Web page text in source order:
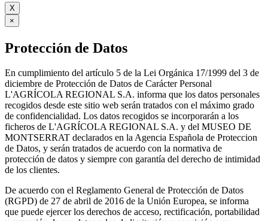
X
×
Protección de Datos
En cumplimiento del artículo 5 de la Lei Orgánica 17/1999 del 3 de
diciembre de Protección de Datos de Carácter Personal
L'AGRÍCOLA REGIONAL S.A. informa que los datos personales
recogidos desde este sitio web serán tratados con el máximo grado
de confidencialidad. Los datos recogidos se incorporarán a los
ficheros de L'AGRÍCOLA REGIONAL S.A. y del MUSEO DE
MONTSERRAT declarados en la Agencia Española de Proteccion
de Datos, y serán tratados de acuerdo con la normativa de
protección de datos y siempre con garantía del derecho de intimidad
de los clientes.
De acuerdo con el Reglamento General de Protección de Datos
(RGPD) de 27 de abril de 2016 de la Unión Europea, se informa
que puede ejercer los derechos de acceso, rectificación, portabilidad